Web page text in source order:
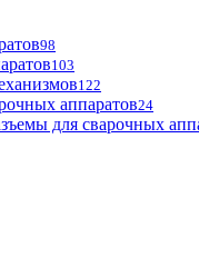
98
103
122
аппаратов24
для сварочных